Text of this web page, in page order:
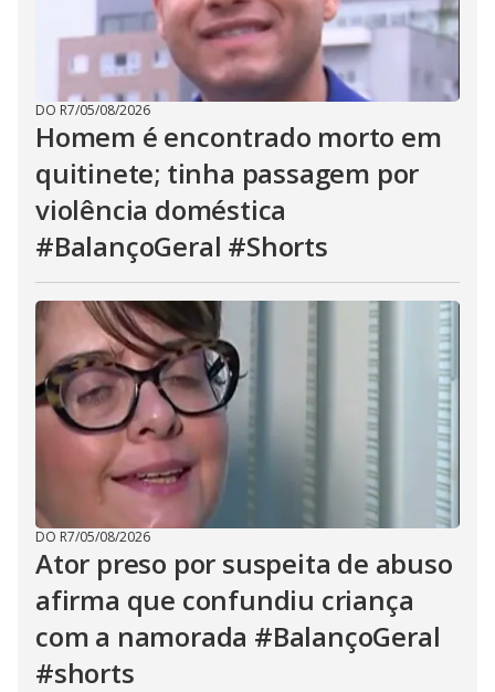
DO R7/05/08/2026
Homem é encontrado morto em
quitinete; tinha passagem por
violência doméstica
#BalançoGeral #Shorts
DO R7/05/08/2026
Ator preso por suspeita de abuso
afirma que confundiu criança
com a namorada #BalançoGeral
#shorts